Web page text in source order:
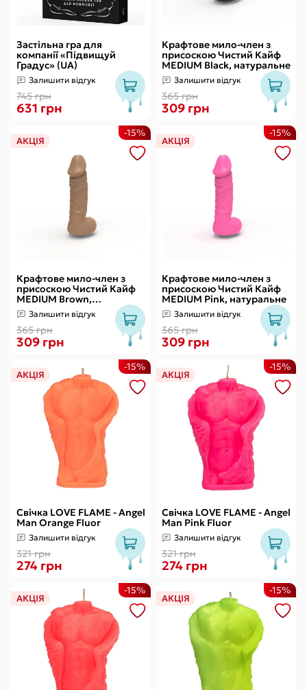
Застільна гра для
компанії «Підвищуй
Градус» (UA)
Залишити відгук
745 грн
631 грн
Крафтове мило-член з
присоскою Чистий Кайф
MEDIUM Black, натуральне
Залишити відгук
365 грн
309 грн
АКЦІЯ
Крафтове мило-член з
присоскою Чистий Кайф
MEDIUM Brown,
натуральне
Залишити відгук
365 грн
-15%
309 грн
АКЦІЯ
Крафтове мило-член з
присоскою Чистий Кайф
MEDIUM Pink, натуральне
Залишити відгук
365 грн
-15%
309 грн
АКЦІЯ
Свічка LOVE FLAME - Angel
Man Orange Fluor
Залишити відгук
321 грн
-15%
274 грн
АКЦІЯ
Свічка LOVE FLAME - Angel
Man Pink Fluor
Залишити відгук
321 грн
-15%
274 грн
АКЦІЯ
-15%
АКЦІЯ
-15%